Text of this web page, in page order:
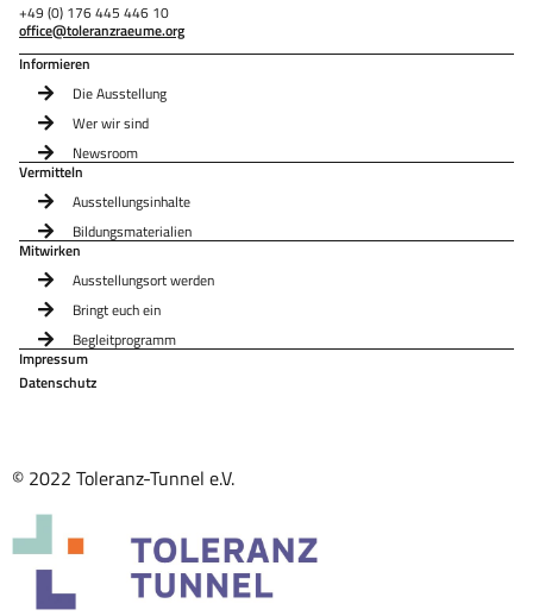
+49 (0) 176 445 446 10
office@toleranzraeume.org
Informieren
Die Ausstellung
Wer wir sind
Newsroom
Vermitteln
Ausstellungsinhalte
Bildungsmaterialien
Mitwirken
Ausstellungsort werden
Bringt euch ein
Begleitprogramm
Impressum
Datenschutz
© 2022 Toleranz-Tunnel e.V.